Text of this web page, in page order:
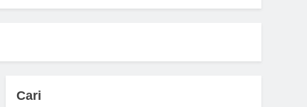
Cari